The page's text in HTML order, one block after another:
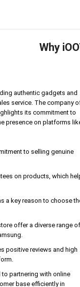
Why
authentic gadgets and
service. The company
its commitment to
presence on platforms
to selling genuine
on products, which
a key reason to choose
offer a diverse range
positive reviews and high
to partnering with online
base efficiently in